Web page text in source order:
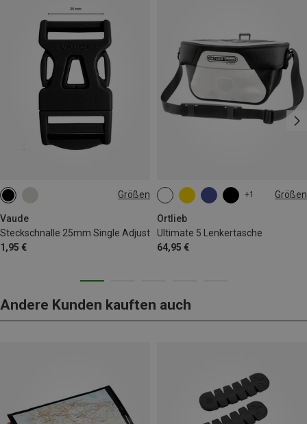
Größen
Vaude
Steckschnalle 25mm Single Adjust
1,95 €
ONE SIZE
+1 Größen
Ortlieb
Ultimate 5 Lenkertasche
64,95 €
5L
Andere Kunden kauften auch